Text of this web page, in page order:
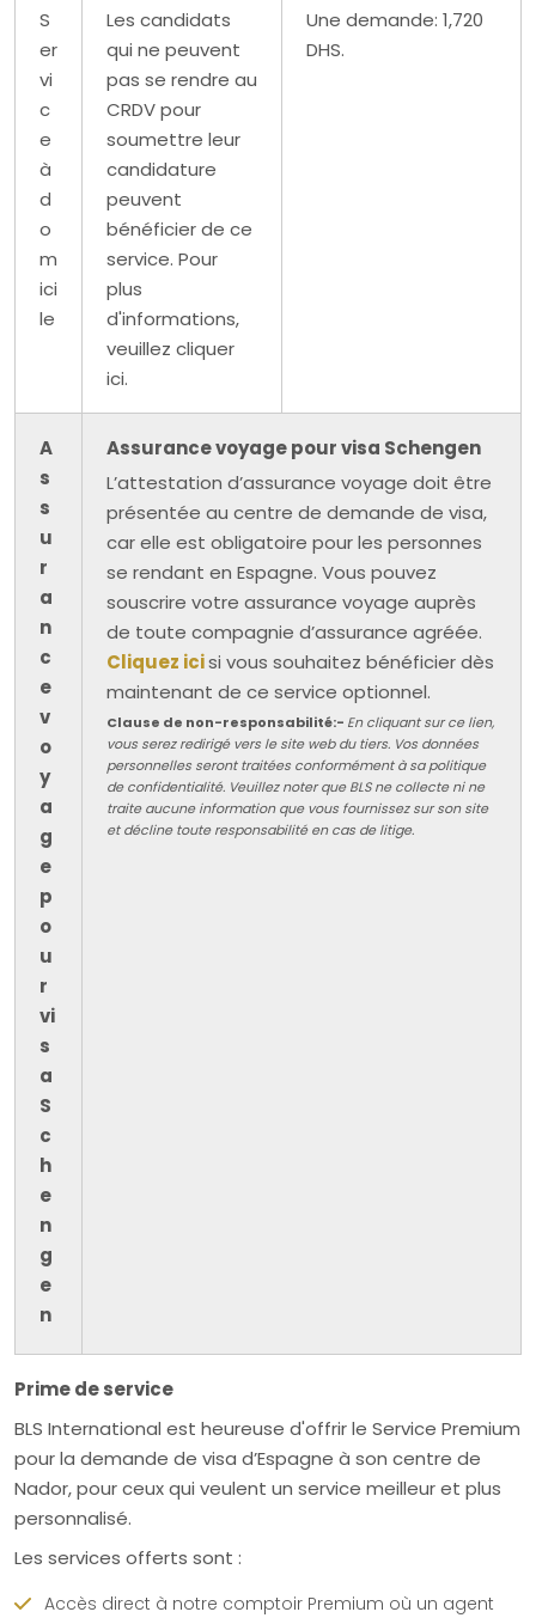
S
er
vi
c
e
à
d
o
m
ici
le
Les candidats
qui ne peuvent
pas se rendre au
CRDV pour
soumettre leur
candidature
peuvent
bénéficier de ce
service. Pour
plus
d'informations,
veuillez cliquer
ici.
Une demande: 1,720
DHS.
A
s
s
u
r
a
n
c
e
v
o
y
a
g
e
p
o
u
r
vi
s
a
S
c
h
e
n
g
e
n
Assurance voyage pour visa Schengen
L’attestation d’assurance voyage doit être
présentée au centre de demande de visa,
car elle est obligatoire pour les personnes
se rendant en Espagne. Vous pouvez
souscrire votre assurance voyage auprès
de toute compagnie d’assurance agréée.
Cliquez icisi vous souhaitez bénéficier dès
maintenant de ce service optionnel.
Clause de non-responsabilité:- En cliquant sur ce lien,
vous serez redirigé vers le site web du tiers. Vos données
personnelles seront traitées conformément à sa politique
de confidentialité. Veuillez noter que BLS ne collecte ni ne
traite aucune information que vous fournissez sur son site
et décline toute responsabilité en cas de litige.
Prime de service
BLS International est heureuse d'offrir le Service Premium
pour la demande de visa d’Espagne à son centre de
Nador, pour ceux qui veulent un service meilleur et plus
personnalisé.
Les services offerts sont :
Accès direct à notre comptoir Premium où un agent